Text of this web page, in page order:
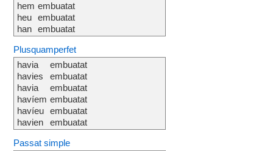
hem
heu
han
embuatat
embuatat
embuatat
Plusquamperfet
havia
havies
havia
havíem
havíeu
havien
embuatat
embuatat
embuatat
embuatat
embuatat
embuatat
Passat simple